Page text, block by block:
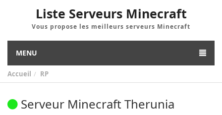
Liste Serveurs Minecraft
Vous propose les meilleurs serveurs Minecraft
MENU
Accueil RP
Serveur Minecraft Therunia